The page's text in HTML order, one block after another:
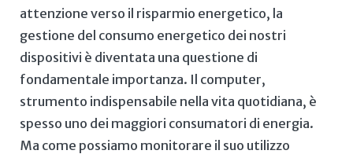
attenzione verso il ⁤risparmio ⁣energetico, la
gestione ⁣del consumo energetico dei nostri
dispositivi ⁢è​ diventata una ‌questione di
fondamentale importanza. Il computer,⁢
strumento indispensabile nella vita quotidiana, ‍è
spesso uno dei maggiori consumatori ⁣di energia.
Ma come⁤ possiamo monitorare il‍ suo‌ utilizzo